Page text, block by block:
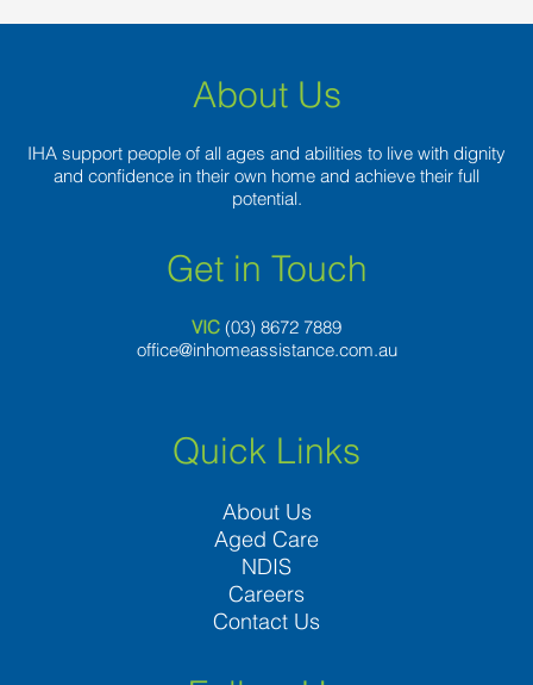
About Us
IHA support people of all ages and abilities to live with dignity
and confidence in their own home and achieve their full
potential.
Get in Touch
VIC (03) 8672 7889
office@inhomeassistance.com.au
Quick Links
About Us
Aged Care
NDIS
Careers
Contact Us